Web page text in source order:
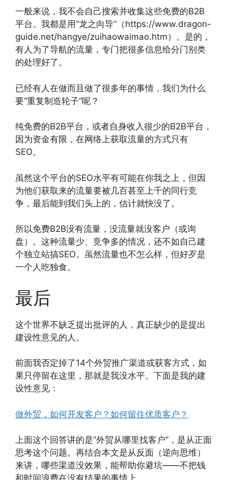
一般来说，我不会自己搜索并收集这些免费的B2B
平台。我都是用“龙之向导”（https://www.dragon-
guide.net/hangye/zuihaowaimao.htm）。是的，
有人为了导航的流量，专门把很多信息给分门别类
的处理好了。
已经有人在做而且做了很多年的事情，我们为什么
要“重复制造轮子”呢？
纯免费的B2B平台，或者自身收入很少的B2B平台，
因为资金有限，在网络上获取流量的方式只有
SEO。
虽然这个平台的SEO水平有可能在你我之上，但因
为他们获取来的流量要被几百甚至上千的同行竞
争，最后能到我们头上的，估计就快没了。
所以免费B2B没有流量，没流量就没客户（或询
盘）。这种流量少、竞争多的情况，还不如自己建
个独立站搞SEO。虽然流量也不怎么样，但好歹是
一个人吃独食。
最后
这个世界不缺乏提出批评的人，真正缺少的是提出
建设性意见的人。
前面我否定掉了14个外贸推广渠道或获客方式，如
果只停留在这里，那就是我没水平。下面是我的建
设性意见：
做外贸，如何开发客户？如何留住优质客户？
上面这个回答讲的是“外贸从哪里找客户”，是从正面
思考这个问题。再结合本文是从反面（逆向思维）
来讲，哪些渠道没效果，能帮助你避坑——不把钱